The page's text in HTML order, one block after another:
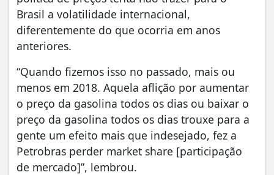
Brasil a volatilidade internacional,
diferentemente do que ocorria em anos
anteriores.
“Quando fizemos isso no passado, mais ou
menos em 2018. Aquela aflição por aumentar
o preço da gasolina todos os dias ou baixar o
preço da gasolina todos os dias trouxe para a
gente um efeito mais que indesejado, fez a
Petrobras perder market share [participação
de mercado]”, lembrou.